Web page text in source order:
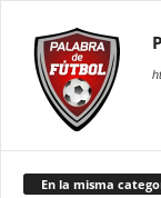
En la misma